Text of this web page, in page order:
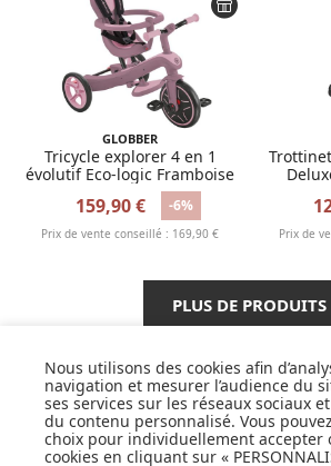
GLOBBER
Tricycle explorer 4 en 1
évolutif Eco-logic Framboise
159,90 € -6%
Prix de vente conseillé : 169,90 € Prix de
PLUS DE PRODUITS
SUIVEZ NOS
NOUVEAUTÉS,
Nous utilisons des cookies afin
navigation et mesurer l’audience du
ses services sur les réseaux sociaux
du contenu personnalisé. Vous
choix pour individuellement accepter
cookies en cliquant sur «